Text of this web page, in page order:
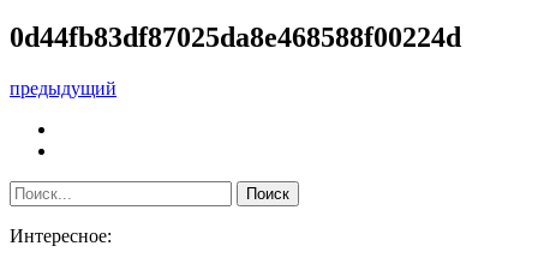
0d44fb83df87025da8e468588f00224d
предыдущий
Интересное: